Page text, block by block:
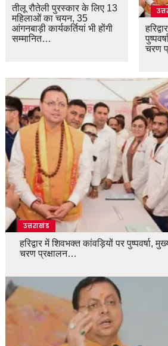
तीलू रौतेली पुरस्कार के लिए 13
महिलाओं का चयन, 35
आंगनबाड़ी कार्यकर्तियां भी होंगी
सम्मानित…
चरण
उत्तराखंड
हरिद्वार में शिवभक्त कांवड़ियों पर पुष्पवर्षा,
चरण प्रक्षालन…